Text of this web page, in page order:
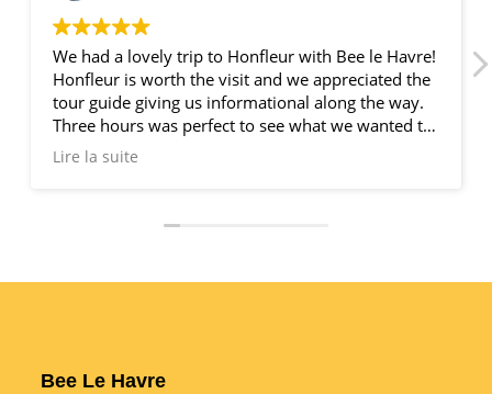
We had a lovely trip to Honfleur with Bee le Havre!
Honfleur is worth the visit and we appreciated the
tour guide giving us informational along the way.
Three hours was perfect to see what we wanted to
see and have some lunch. We appreciated that
Lire la suite
Bee Le Havre